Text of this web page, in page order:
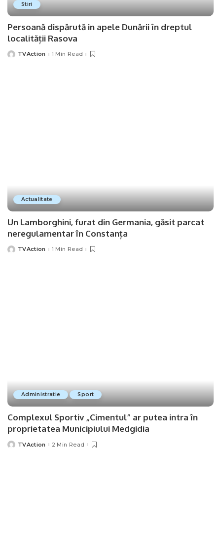
Stiri
Persoană dispărută in apele Dunării în dreptul
localității Rasova
PostedTVAction 1 Min Read
Actualitate
Un Lamborghini, furat din Germania, găsit parcat
neregulamentar în Constanța
PostedTVAction 1 Min Read
Administratie Sport
Complexul Sportiv „Cimentul” ar putea intra în
proprietatea Municipiului Medgidia
PostedTVAction 2 Min Read